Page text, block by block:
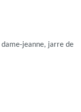
dame-jeanne, jarre de